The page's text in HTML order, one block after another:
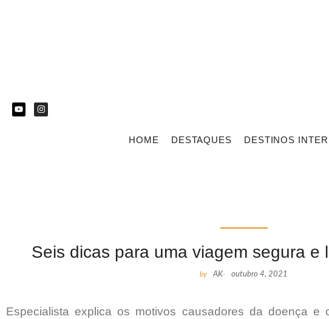
HOME DESTAQUES DESTINOS
Seis dicas para uma viagem segura e
by AK- outubro 4, 2021
Especialista explica os motivos causadores da doença e